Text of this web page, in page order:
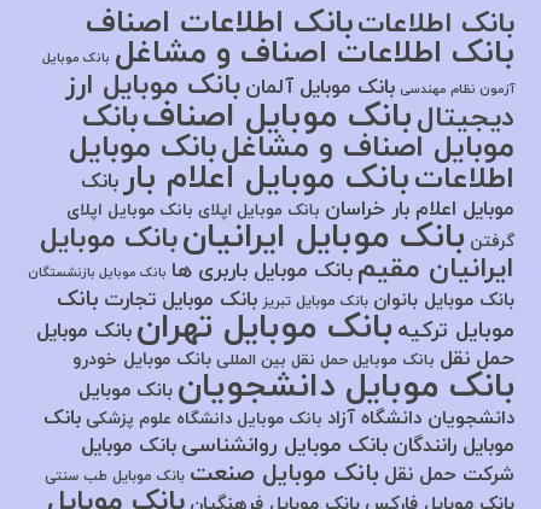
بانک اطلاعاتبانک اطلاعات اصناف
بانک اطلاعات اصناف و مشاغل بانک موبایل
آزمون نظام مهندسی بانک موبایل آلمان بانک موبایل ارز
دیجیتالبانک موبایل اصنافبانک
موبایل اصناف و مشاغلبانک موبایل
اطلاعاتبانک موبایل اعلام بار بانک
موبایل اعلام بار خراسان بانک موبایل اپلای بانک موبایل اپلای
گرفتن بانک موبایل ایرانیانبانک موبایل
ایرانیان مقیم بانک موبایل باربری ها بانک موبایل بازنشستگان
بانک موبایل بانوان بانک موبایل تبریز بانک موبایل تجارت بانک
موبایل ترکیه بانک موبایل تهران بانک موبایل
حمل نقل بانک موبایل حمل نقل بین المللی بانک موبایل خودرو
بانک موبایل دانشجویان بانک موبایل
دانشجویان دانشگاه آزاد بانک موبایل دانشگاه علوم پزشکی بانک
موبایل رانندگان بانک موبایل روانشناسی بانک موبایل
شرکت حمل نقل بانک موبایل صنعت بانک موبایل طب سنتی